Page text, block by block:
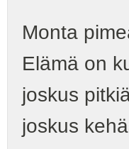
Monta
Elämä on
joskus
joskus